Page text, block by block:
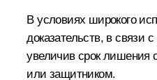
В условиях широкого
доказательств, в связи
увеличив срок лишения
или защитником.